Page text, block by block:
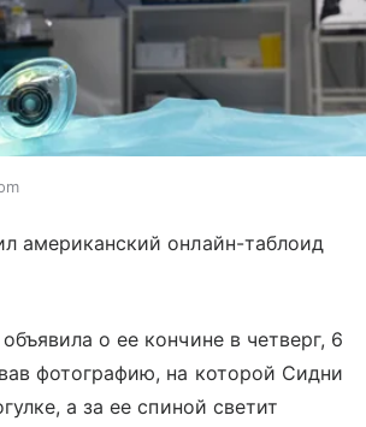
американский онлайн-таблоид
о ее кончине в четверг, 6
фотографию, на которой Сидни
а за ее спиной светит